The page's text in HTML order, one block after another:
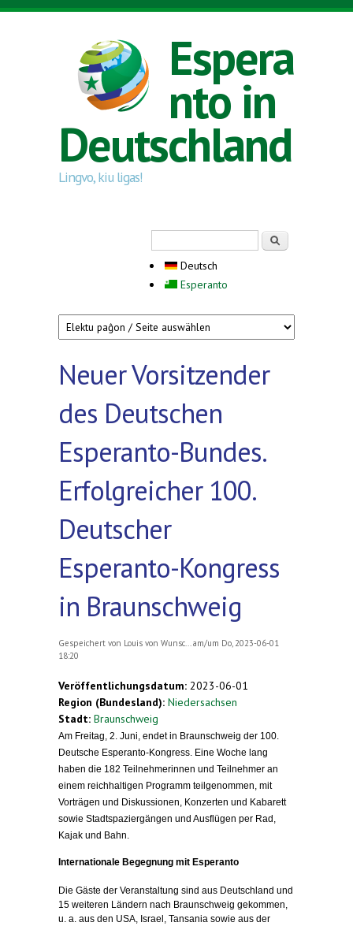
Direkt zum Inhalt
Espera
nto in
Deutschland
Lingvo, kiu ligas!
Deutsch
Esperanto
Neuer Vorsitzender
des Deutschen
Esperanto-Bundes.
Erfolgreicher 100.
Deutscher
Esperanto-Kongress
in Braunschweig
Gespeichert von Louis von Wunsc...
am/um Do, 2023-06-01
18:20
Veröffentlichungsdatum: 2023-06-01
Region (Bundesland): Niedersachsen
Stadt: Braunschweig
Am Freitag, 2. Juni, endet in Braunschweig der 100.
Deutsche Esperanto-Kongress. Eine Woche lang
haben die 182 Teilnehmerinnen und Teilnehmer an
einem reichhaltigen Programm teilgenommen, mit
Vorträgen und Diskussionen, Konzerten und Kabarett
sowie Stadtspaziergängen und Ausflügen per Rad,
Kajak und Bahn.
Internationale Begegnung mit Esperanto
Die Gäste der Veranstaltung sind aus Deutschland und
15 weiteren Ländern nach Braunschweig gekommen,
u. a. aus den USA, Israel, Tansania sowie aus der